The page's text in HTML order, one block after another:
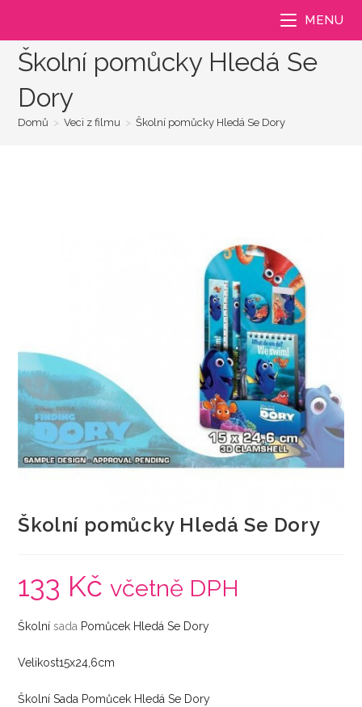
obsahu
MENU
Školní pomůcky Hledá Se
Dory
Domů > Veci z filmu > Školní pomůcky Hledá Se Dory
Školní pomůcky Hledá Se Dory
133 Kč včetně DPH
Školnísada Pomůcek Hledá Se Dory
Velikost15x24,6cm
Školní Sada Pomůcek Hledá Se Dory